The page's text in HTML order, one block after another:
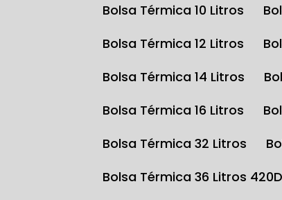
Bolsa Térmica 10 Litros
Bolsa Térmica 12 Litros
Bolsa Térmica 14 Litros
Bolsa Térmica 16 Litros
Bolsa Térmica 32 Litros
Bolsa Térmica 36 Litros 420D